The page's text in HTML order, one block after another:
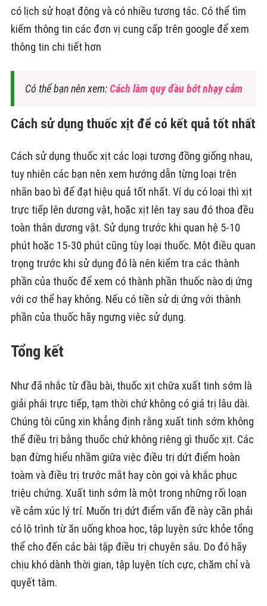
có lịch sử hoạt động và có nhiều tương tác. Có thể tìm
kiếm thông tin các đơn vị cung cấp trên google để xem
thông tin chi tiết hơn
Có thể bạn nên xem:Cách làm quy đầu bớt nhạy cảm
Cách sử dụng thuốc xịt để có kết quả tốt nhất
Cách sử dụng thuốc xịt các loại tương đồng giống nhau,
tuy nhiên các bạn nên xem hướng dẫn từng loại trên
nhãn bao bì để đạt hiệu quả tốt nhất. Ví dụ có loại thì xịt
trực tiếp lên dương vật, hoặc xịt lên tay sau đó thoa đều
toàn thân dương vật. Sử dụng trước khi quan hệ 5-10
phút hoặc 15-30 phút cũng tùy loại thuốc. Một điều quan
trọng trước khi sử dụng đó là nên kiểm tra các thành
phần của thuốc để xem có thành phần thuốc nào dị ứng
với cơ thể hay không. Nếu có tiền sử dị ứng với thành
phần của thuốc hãy ngưng việc sử dụng.
Tổng kết
Như đã nhắc từ đầu bài, thuốc xịt chữa xuất tinh sớm là
giải phái trực tiếp, tạm thời chứ không có giá trị lâu dài.
Chúng tôi cũng xin khẳng định rằng xuất tinh sớm không
thể điều trị bằng thuốc chứ không riêng gì thuốc xịt. Các
bạn đừng hiểu nhầm giữa việc điều trị dứt điểm hoàn
toàm và điều trị trước mắt hay còn gọi và khắc phục
triệu chứng. Xuất tinh sớm là một trong những rối loạn
về cảm xúc lý trí. Muốn trị dứt điểm vấn đề này cần phải
có lộ trình từ ăn uống khoa học, tập luyện sức khỏe tổng
thể cho đến các bài tập điều trị chuyên sâu. Do đó hãy
chịu khó dành thời gian, tập luyện tích cực, chăm chỉ và
quyết tâm.